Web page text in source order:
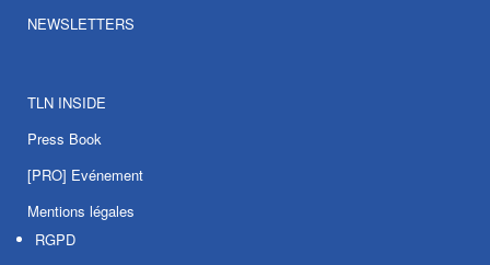
NEWSLETTERS
TLN INSIDE
Press Book
[PRO] Evénement
Mentions légales
RGPD